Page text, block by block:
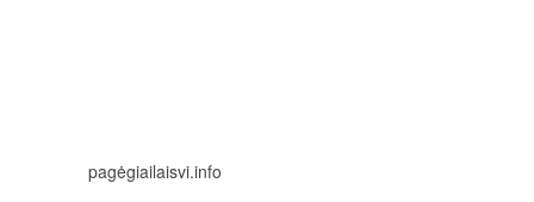
pagėgiailaisvi.info